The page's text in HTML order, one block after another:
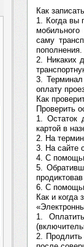
Как
1. Когда вы
саму
пополнения.
2. Никаких
3.
оплату
Как
Проверить
1. Остаток
картой в
2. На
3. На сайте
4. С
5.
6. С
Как и когда
1.
2. Продлить